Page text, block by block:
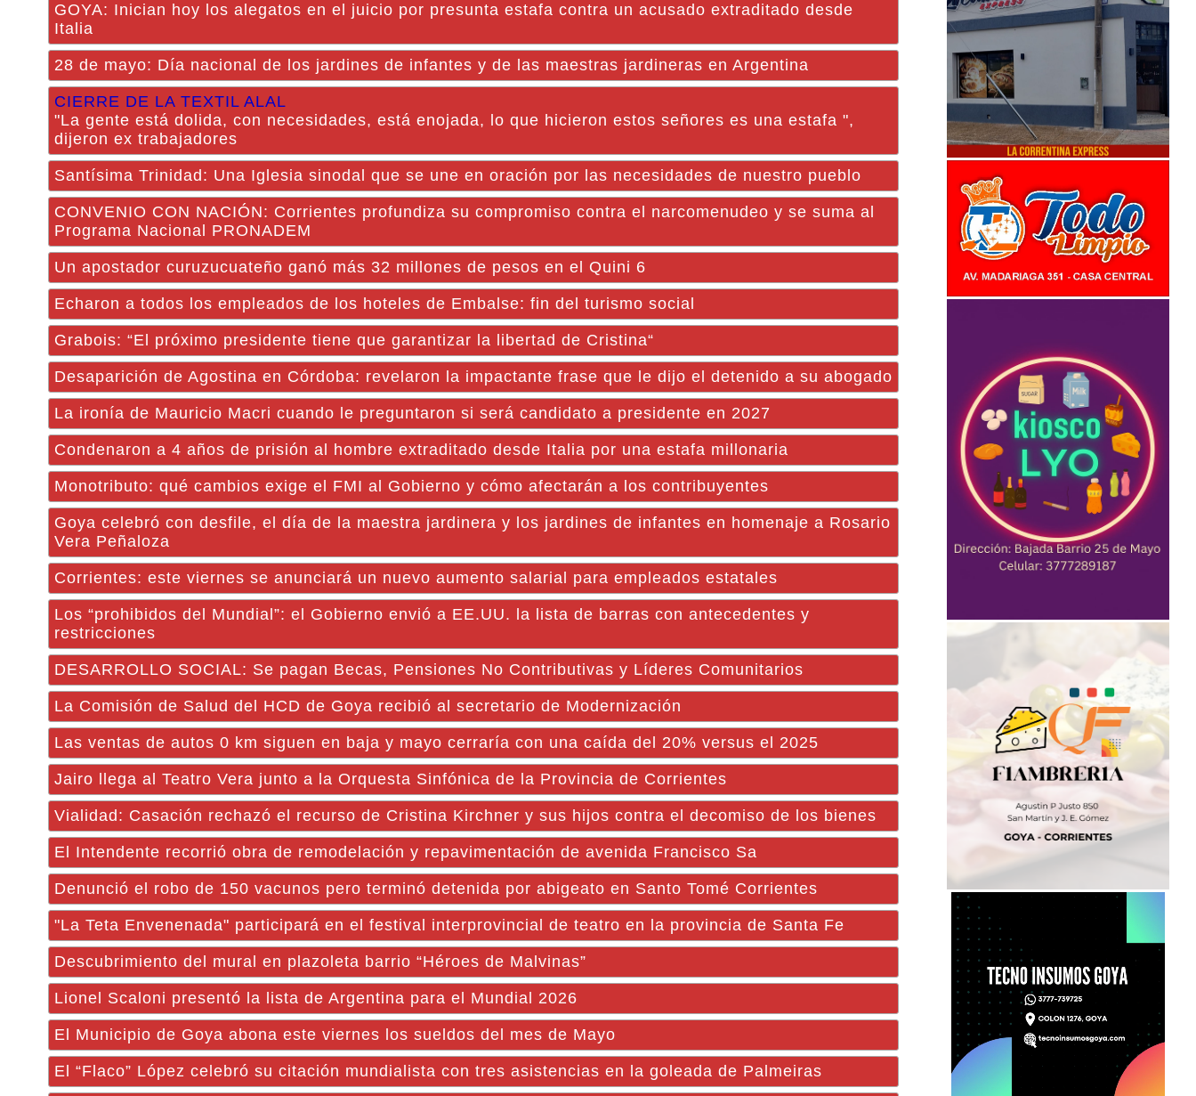
GOYA: Inician hoy los alegatos en el juicio por presunta estafa contra un acusado extraditado desde
Italia
28 de mayo: Día nacional de los jardines de infantes y de las maestras jardineras en Argentina
CIERRE DE LA TEXTIL ALAL
"La gente está dolida, con necesidades, está enojada, lo que hicieron estos señores es una estafa ",
dijeron ex trabajadores
Santísima Trinidad: Una Iglesia sinodal que se une en oración por las necesidades de nuestro pueblo
CONVENIO CON NACIÓN: Corrientes profundiza su compromiso contra el narcomenudeo y se suma al
Programa Nacional PRONADEM
Un apostador curuzucuateño ganó más 32 millones de pesos en el Quini 6
Echaron a todos los empleados de los hoteles de Embalse: fin del turismo social
Grabois: “El próximo presidente tiene que garantizar la libertad de Cristina“
Desaparición de Agostina en Córdoba: revelaron la impactante frase que le dijo el detenido a su abogado
La ironía de Mauricio Macri cuando le preguntaron si será candidato a presidente en 2027
Condenaron a 4 años de prisión al hombre extraditado desde Italia por una estafa millonaria
Monotributo: qué cambios exige el FMI al Gobierno y cómo afectarán a los contribuyentes
Goya celebró con desfile, el día de la maestra jardinera y los jardines de infantes en homenaje a Rosario
Vera Peñaloza
Corrientes: este viernes se anunciará un nuevo aumento salarial para empleados estatales
Los “prohibidos del Mundial”: el Gobierno envió a EE.UU. la lista de barras con antecedentes y
restricciones
DESARROLLO SOCIAL: Se pagan Becas, Pensiones No Contributivas y Líderes Comunitarios
La Comisión de Salud del HCD de Goya recibió al secretario de Modernización
Las ventas de autos 0 km siguen en baja y mayo cerraría con una caída del 20% versus el 2025
Jairo llega al Teatro Vera junto a la Orquesta Sinfónica de la Provincia de Corrientes
Vialidad: Casación rechazó el recurso de Cristina Kirchner y sus hijos contra el decomiso de los bienes
El Intendente recorrió obra de remodelación y repavimentación de avenida Francisco Sa
Denunció el robo de 150 vacunos pero terminó detenida por abigeato en Santo Tomé Corrientes
"La Teta Envenenada" participará en el festival interprovincial de teatro en la provincia de Santa Fe
Descubrimiento del mural en plazoleta barrio “Héroes de Malvinas”
Lionel Scaloni presentó la lista de Argentina para el Mundial 2026
El Municipio de Goya abona este viernes los sueldos del mes de Mayo
El “Flaco” López celebró su citación mundialista con tres asistencias en la goleada de Palmeiras